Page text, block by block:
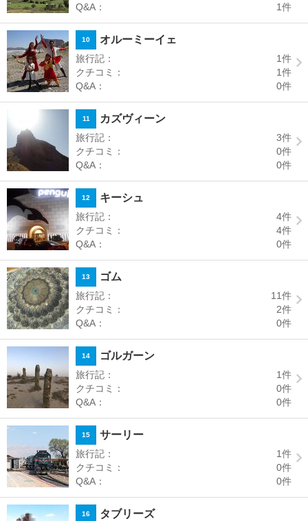
Q&A：
1件
10 オルーミーイェ
旅行記： 1件
クチコミ：
1件
Q&A：
0件
11 カズヴィーン
旅行記： 3件
クチコミ：
0件
Q&A：
0件
12 キーシュ
旅行記： 4件
クチコミ：
4件
Q&A：
0件
13 ゴム
旅行記： 11件
クチコミ：
2件
Q&A：
0件
14 ゴルガーン
旅行記： 1件
クチコミ：
0件
Q&A：
0件
15 サーリー
旅行記： 1件
クチコミ：
0件
Q&A：
0件
16 タブリーズ